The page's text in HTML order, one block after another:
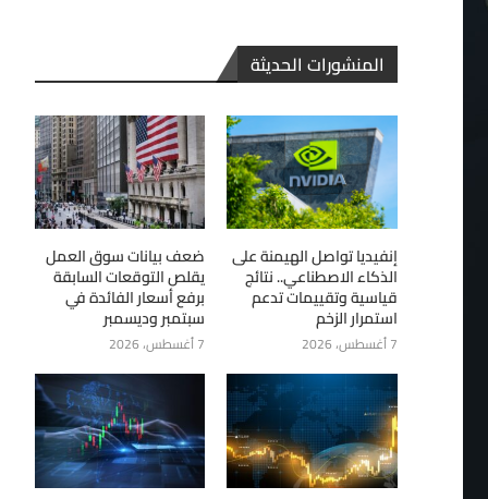
المنشورات الحديثة
إنفيديا تواصل الهيمنة على
الذكاء الاصطناعي.. نتائج
قياسية وتقييمات تدعم
استمرار الزخم
7 أغسطس، 2026
ضعف بيانات سوق العمل
يقلص التوقعات السابقة
برفع أسعار الفائدة في
سبتمبر وديسمبر
7 أغسطس، 2026